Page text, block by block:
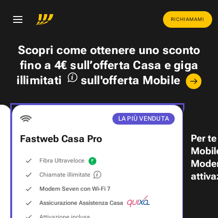
RICHIAMAMI
Scopri come ottenere uno sconto
fino a 4€ sull’offerta Casa egiga
illimitati
sull'offerta Mobile
LA PIÙ VENDUTA
Fastweb Casa Pro
Fibra Ultraveloce
Chiamate illimitate
Modem Seven con Wi‑Fi 7
Assicurazione Assistenza Casa
Per